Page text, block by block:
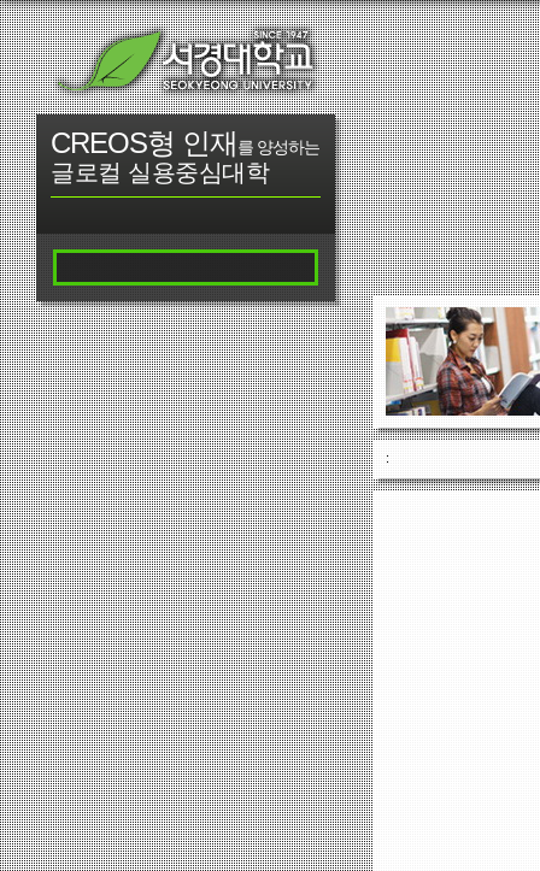
CREOS형 인재 를 양성하는
글로컬 실용중심대학
: